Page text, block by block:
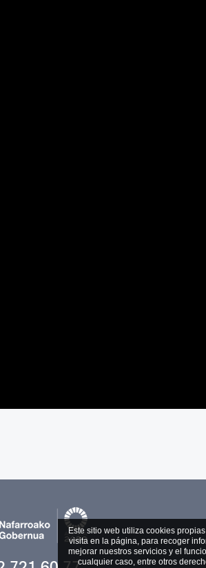
Este sitio web utiliza cookies
visita en la página, para recoger
mejorar nuestros servicios y el
cualquier caso, entre otros